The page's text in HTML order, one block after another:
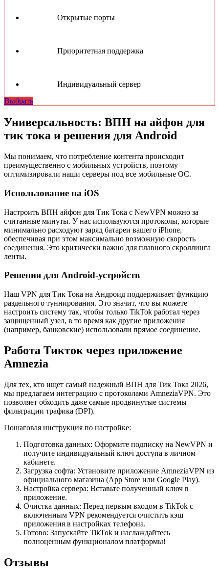
Открытые порты
Приоритетная поддержка
Индивидуальный сервер
Выбрать
Универсальность: ВПН на айфон для
тик тока и решения для Android
Мы понимаем, что потребление контента происходит
преимущественно с мобильных устройств, поэтому
оптимизировали наши серверы под все мобильные ОС.
Использование на iOS
Настроить ВПН айфон для Тик Тока с NewVPN можно за
считанные минуты. У нас используются протоколы, которые
минимально расходуют заряд батареи вашего iPhone,
обеспечивая при этом максимально возможную скорость
соединения. Это критически важно для плавного скроллинга
ленты.
Решения для Android-устройств
Наш VPN для Тик Тока на Андроид поддерживает функцию
раздельного туннирования. Это значит, что вы можете
настроить систему так, чтобы только TikTok работал через
защищенный узел, в то время как другие приложения
(например, банковские) использовали прямое соединение.
Работа Тикток через приложение
Amnezia
Для тех, кто ищет самый надежный ВПН для Тик Тока 2026,
мы предлагаем интеграцию с протоколами AmneziaVPN. Это
позволяет обходить даже самые продвинутые системы
фильтрации трафика (DPI).
Пошаговая инструкция по настройке:
Подготовка данных: Оформите подписку на NewVPN и
получите индивидуальный ключ доступа в личном
кабинете.
Загрузка софта: Установите приложение AmneziaVPN из
официального магазина (App Store или Google Play).
Настройка сервера: Вставьте полученный ключ в
приложение.
Очистка данных: Перед первым входом в TikTok с
включенным VPN рекомендуется очистить кэш
приложения в настройках телефона.
Готово: Запускайте TikTok и наслаждайтесь
полноценным функционалом платформы!
Отзывы